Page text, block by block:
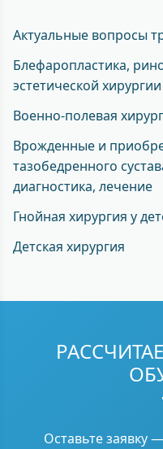
Актуальные вопросы
Блефаропластика,
эстетической
Военно-полевая
Врожденные и
тазобедренного
диагностика, лечение
Гнойная хирургия у
Детская хирургия
Оставьте заявку